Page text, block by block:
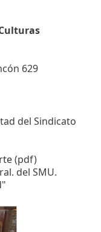
629
del Sindicato
(pdf)
del SMU.